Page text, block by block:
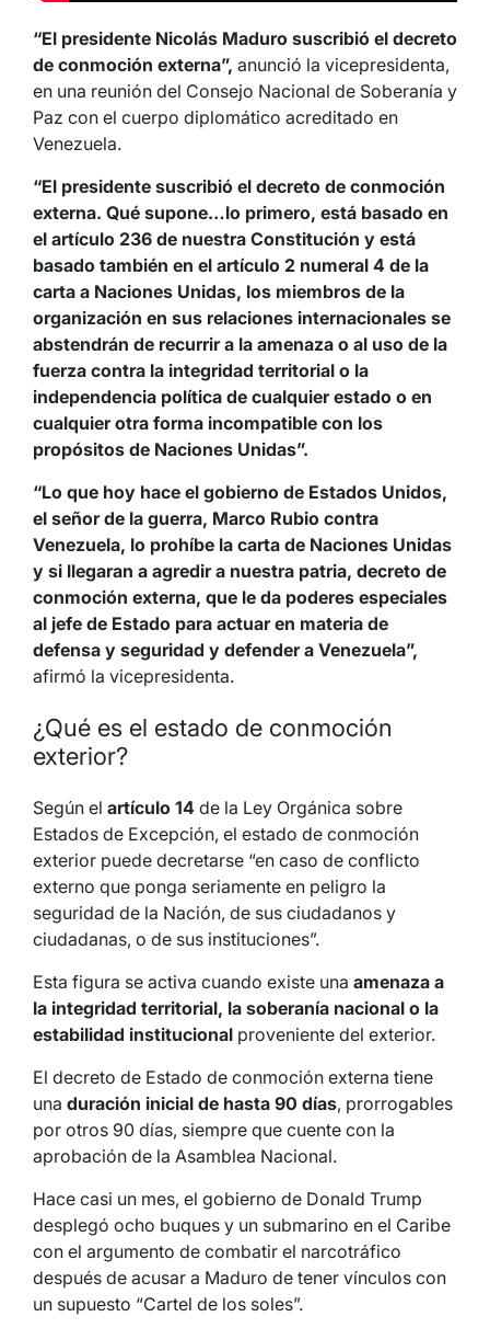
“El presidente Nicolás Maduro suscribió el decreto
de conmoción externa”, anunció la vicepresidenta,
en una reunión del Consejo Nacional de Soberanía y
Paz con el cuerpo diplomático acreditado en
Venezuela.
“El presidente suscribió el decreto de conmoción
externa. Qué supone…lo primero, está basado en
el artículo 236 de nuestra Constitución y está
basado también en el artículo 2 numeral 4 de la
carta a Naciones Unidas, los miembros de la
organización en sus relaciones internacionales se
abstendrán de recurrir a la amenaza o al uso de la
fuerza contra la integridad territorial o la
independencia política de cualquier estado o en
cualquier otra forma incompatible con los
propósitos de Naciones Unidas”.
“Lo que hoy hace el gobierno de Estados Unidos,
el señor de la guerra, Marco Rubio contra
Venezuela, lo prohíbe la carta de Naciones Unidas
y si llegaran a agredir a nuestra patria, decreto de
conmoción externa, que le da poderes especiales
al jefe de Estado para actuar en materia de
defensa y seguridad y defender a Venezuela”,
afirmó la vicepresidenta.
¿Qué es el estado de conmoción
exterior?
Según el artículo 14 de la Ley Orgánica sobre
Estados de Excepción, el estado de conmoción
exterior puede decretarse “en caso de conflicto
externo que ponga seriamente en peligro la
seguridad de la Nación, de sus ciudadanos y
ciudadanas, o de sus instituciones”.
Esta figura se activa cuando existe una amenaza a
la integridad territorial, la soberanía nacional o la
estabilidad institucional proveniente del exterior.
El decreto de Estado de conmoción externa tiene
una duración inicial de hasta 90 días, prorrogables
por otros 90 días, siempre que cuente con la
aprobación de la Asamblea Nacional.
Hace casi un mes, el gobierno de Donald Trump
desplegó ocho buques y un submarino en el Caribe
con el argumento de combatir el narcotráfico
después de acusar a Maduro de tener vínculos con
un supuesto “Cartel de los soles”.